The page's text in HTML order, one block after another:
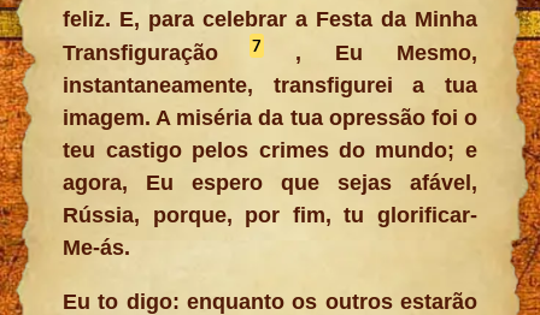
feliz. E, para celebrar a Festa da Minha
Transfiguração
7
, Eu Mesmo,
instantaneamente, transfigurei a tua
imagem. A miséria da tua opressão foi o
teu castigo pelos crimes do mundo; e
agora, Eu espero que sejas afável,
Rússia, porque, por fim, tu glorificar-
Me-ás.
Eu to digo: enquanto os outros estarão